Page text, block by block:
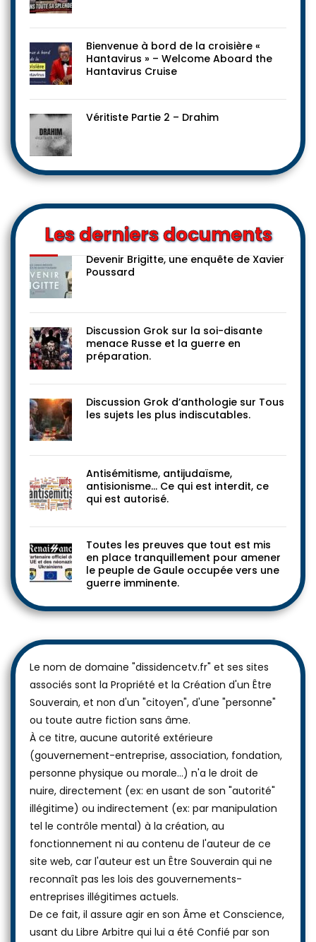
Bienvenue à bord de la croisière «
Hantavirus » – Welcome Aboard the
Hantavirus Cruise
Véritiste Partie 2 – Drahim
Les derniers documents
Devenir Brigitte, une enquête de Xavier
Poussard
Discussion Grok sur la soi-disante
menace Russe et la guerre en
préparation.
Discussion Grok d’anthologie sur Tous
les sujets les plus indiscutables.
Antisémitisme, antijudaïsme,
antisionisme… Ce qui est interdit, ce
qui est autorisé.
Toutes les preuves que tout est mis
en place tranquillement pour amener
le peuple de Gaule occupée vers une
guerre imminente.
Le nom de domaine "dissidencetv.fr" et ses sites
associés sont la Propriété et la Création d'un Être
Souverain, et non d'un "citoyen", d'une "personne"
ou toute autre fiction sans âme.
À ce titre, aucune autorité extérieure
(gouvernement-entreprise, association, fondation,
personne physique ou morale...) n'a le droit de
nuire, directement (ex: en usant de son "autorité"
illégitime) ou indirectement (ex: par manipulation
tel le contrôle mental) à la création, au
fonctionnement ni au contenu de l'auteur de ce
site web, car l'auteur est un Être Souverain qui ne
reconnaît pas les lois des gouvernements-
entreprises illégitimes actuels.
De ce fait, il assure agir en son Âme et Conscience,
usant du Libre Arbitre qui lui a été Confié par son